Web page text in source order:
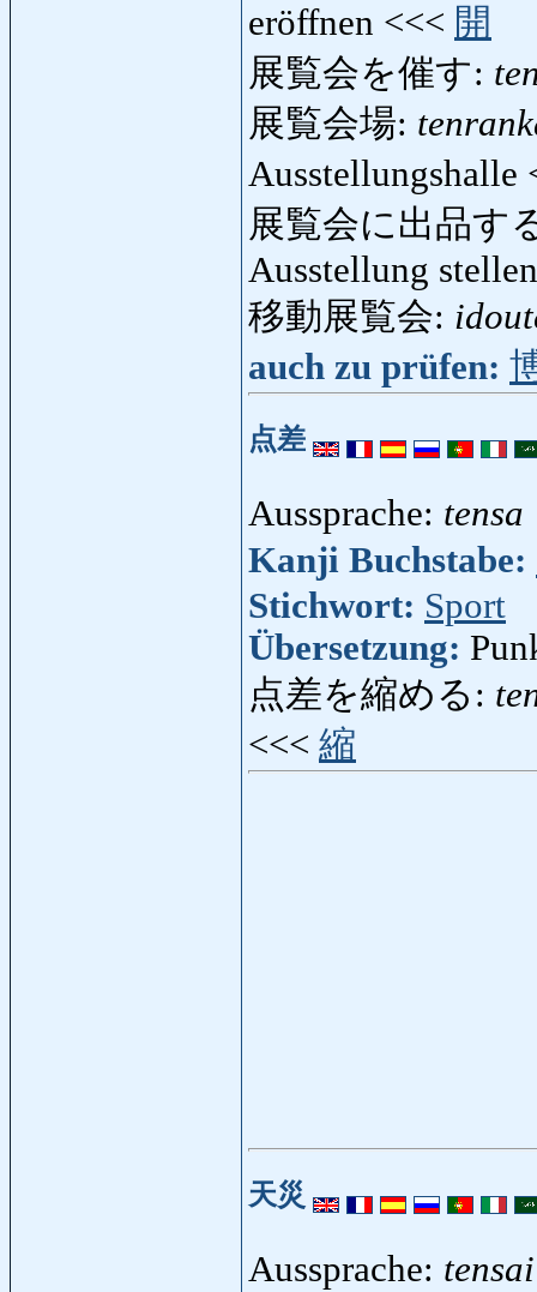
eröffnen <<< 開
展覧会を催す:
展覧会場:
Ausstellungshalle
展覧会に出品す
Ausstellung stellen
移動展覧会:
auch zu prüfen:
点差
Aussprache: tensa
Kanji Buchstabe:
Stichwort: Sport
Übersetzung:
点差を縮める:
<<< 縮
天災
Aussprache: tensai